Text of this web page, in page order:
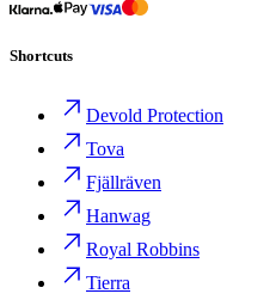
Shortcuts
Devold Protection
Tova
Fjällräven
Hanwag
Royal Robbins
Tierra